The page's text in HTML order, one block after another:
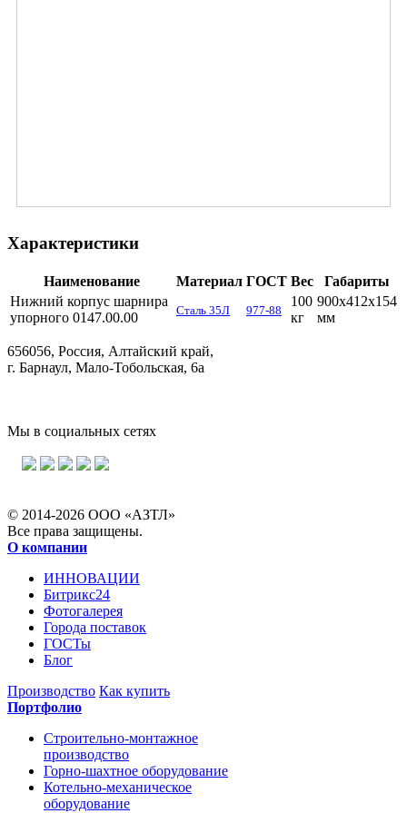
Характеристики
Наименование Материал ГОСТ Вес
Габариты
Нижний корпус шарнира
упорного 0147.00.00
Сталь 35Л 977-88
100
кг
900х412х154
мм
656056, Россия, Алтайский край,
г. Барнаул, Мало-Тобольская, 6а
Мы в социальных сетях
© 2014-2026 ООО «АЗТЛ»
Все права защищены.
О компании
ИННОВАЦИИ
Битрикс24
Фотогалерея
Города поставок
ГОСТы
Блог
Производство Как купить
Портфолио
Строительно-монтажное
производство
Горно-шахтное оборудование
Котельно-механическое
оборудование